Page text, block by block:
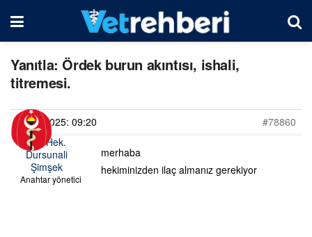
Yanıtla: Ördek burun akıntısı, ishali,
titremesi.
11/04/2025: 09:20
#78860
Vet. Hek.
Dursunali
Şimşek
Anahtar yönetici
merhaba
hekiminizden ilaç almanız gerekiyor